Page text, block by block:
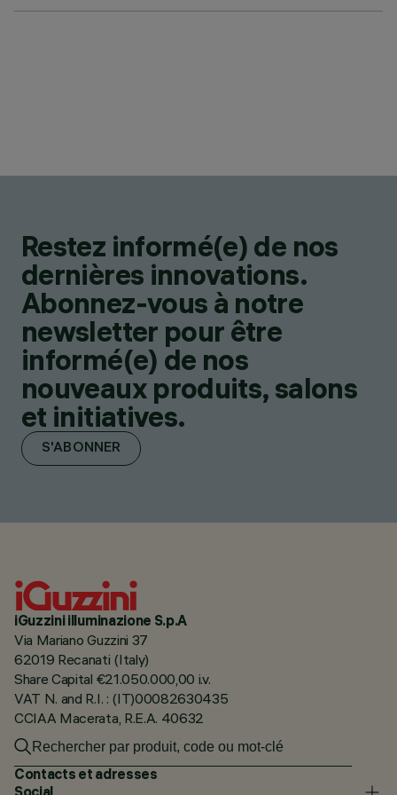
Restez informé(e) de nos
dernières innovations.
Abonnez-vous à notre
newsletter pour être
informé(e) de nos
nouveaux produits, salons
et initiatives.
S'ABONNER
iGuzzini illuminazione S.p.A
Via Mariano Guzzini 37
62019 Recanati (Italy)
Share Capital €21.050.000,00 i.v.
VAT N. and R.I. : (IT)00082630435
CCIAA Macerata, R.E.A. 40632
Contacts et adresses